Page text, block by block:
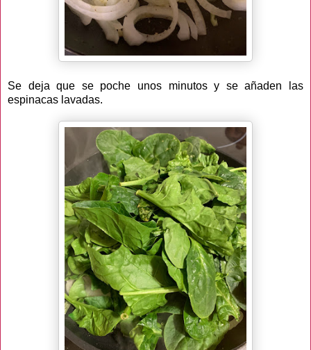
Se deja que se poche unos minutos y se añaden las
espinacas lavadas.